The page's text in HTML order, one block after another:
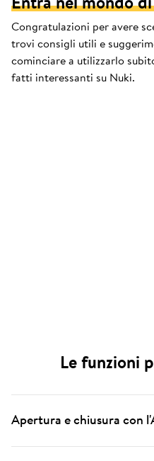
Congratulazioni per avere
trovi consigli utili e
cominciare a utilizzarlo
fatti interessanti su Nuki.
Le funzioni
Apertura e chiusura con